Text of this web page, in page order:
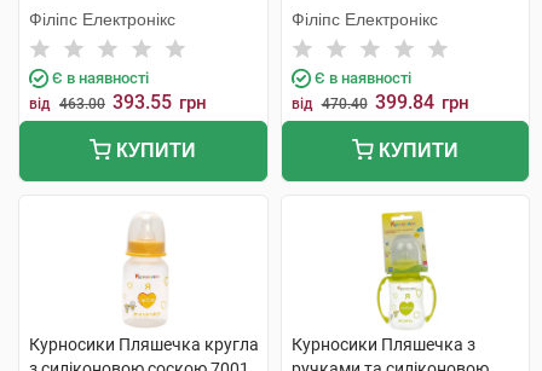
Філіпс Електронікс
Є в наявності
від 463.00 393.55 грн
КУПИТИ
Філіпс Електронікс
Є в наявності
від 470.40 399.84 грн
КУПИТИ
Курносики Пляшечка кругла
Курносики Пляшечка з